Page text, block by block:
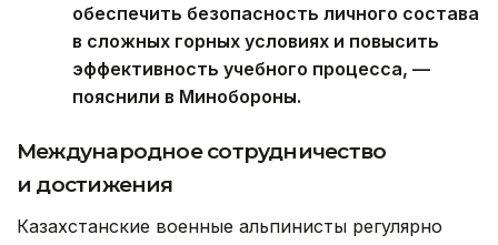
обеспечить безопасность личного состава
в сложных горных условиях и повысить
эффективность учебного процесса, —
пояснили в Минобороны.
Международное сотрудничество
и достижения
Казахстанские военные альпинисты регулярно